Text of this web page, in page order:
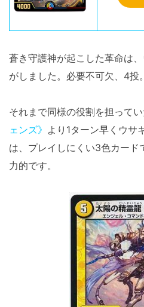
蒼き守護神が起こした革命は
がしました。必要不可欠、4投。
それまで同様の役割を担ってい
ェンズ》 より1ターン早くウサ
は、プレイしにくい3色カード
力的です。